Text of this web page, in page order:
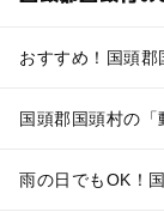
おすすめ！国頭郡
国頭郡国頭村の「
雨の日でもOK！